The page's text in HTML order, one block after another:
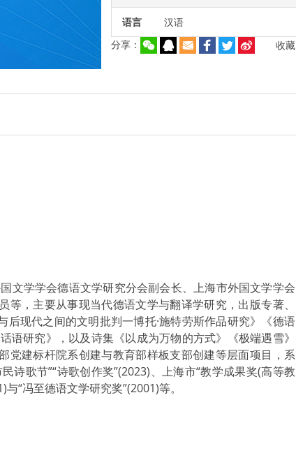
语言
汉语
分享：
收藏
文学学会德语文学研究分会副会长、上海市外国文学学会
，主要从事现当代德语文学与翻译学研究，出版专著、
现代之间的文明批判一博托·施特劳斯作品研究》《德语
语研究》，以及诗集《以成为万物的方式》《极端遇雪》
党建标杆院系创建与教育部样板支部创建等层面项目，系
诗歌节”“诗歌创作奖”(2023)、上海市“教学成果奖(高等教
“冯至德语文学研究奖”(2001)等。